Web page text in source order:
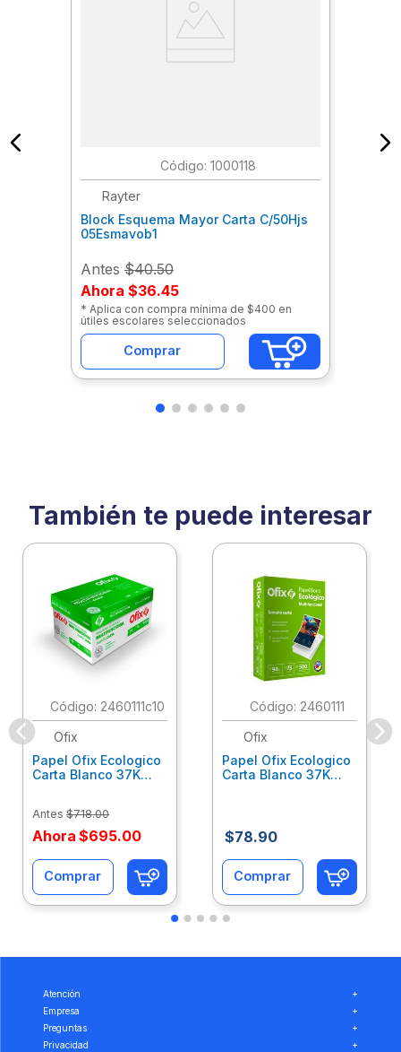
: 1000118
Rayter
Block Esquema Mayor Carta C/50Hjs
05Esmavob1
Antes $40.50
Ahora $36.45
* Aplica con compra mínima de $400 en
útiles escolares seleccionados
Comprar
También te puede interesar
: 2460111c10
Ofix
Papel Ofix Ecologico
Carta Blanco 37K
Antes $718.00
Ahora $695.00
Comprar
: 2460111
Ofix
Papel Ofix Ecologico
Carta Blanco 37K
$78.90
Comprar
Atención
+
Empresa
+
Preguntas
+
Privacidad
+